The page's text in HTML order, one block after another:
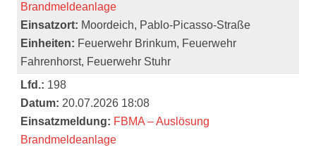
Brandmeldeanlage
Einsatzort: Moordeich, Pablo-Picasso-Straße
Einheiten: Feuerwehr Brinkum, Feuerwehr
Fahrenhorst, Feuerwehr Stuhr
Lfd.: 198
Datum: 20.07.2026 18:08
Einsatzmeldung: FBMA – Auslösung
Brandmeldeanlage